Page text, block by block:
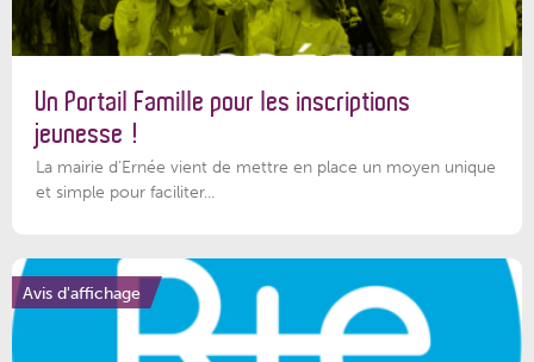
Un Portail Famille pour les inscriptions
jeunesse !
La mairie d’Ernée vient de mettre en place un moyen unique
et simple pour faciliter...
Avis d'affichage